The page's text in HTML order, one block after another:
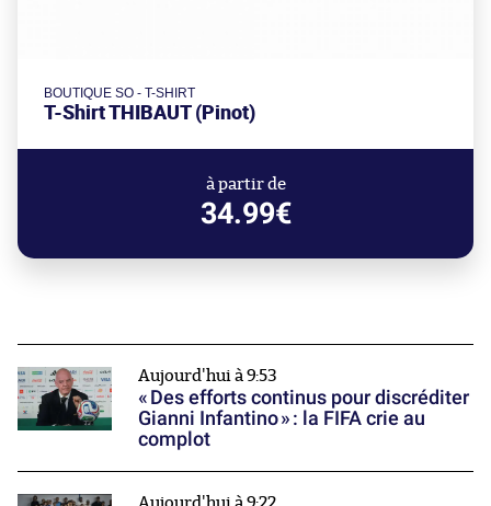
BOUTIQUE SO - T-SHIRT
T-Shirt THIBAUT (Pinot)
à partir de
34.99€
Aujourd'hui à 9:53
« Des efforts continus pour discréditer
Gianni Infantino » : la FIFA crie au
complot